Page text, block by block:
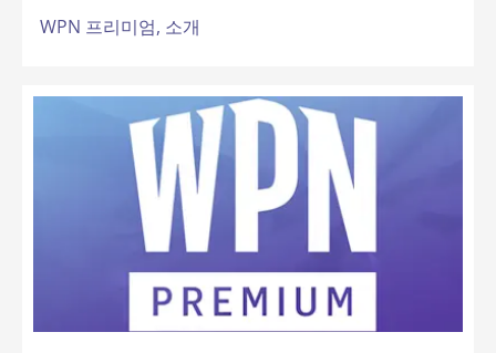
WPN 프리미엄, 소개